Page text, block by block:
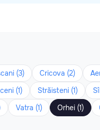
(3) Cricova (2)
(1) Străisteni (1)
Vatra (1) Orhei (1)